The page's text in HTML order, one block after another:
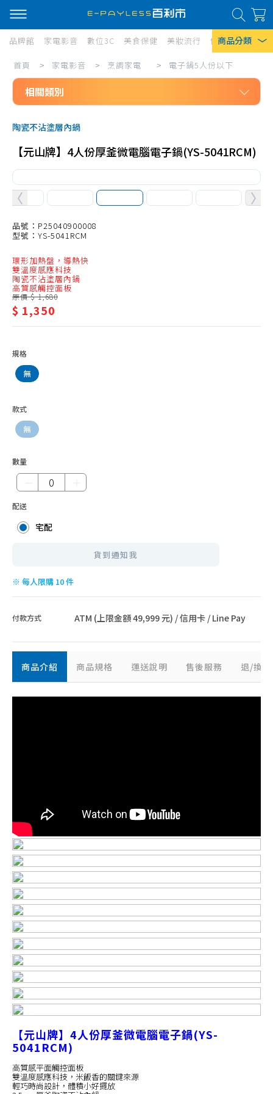
商品分類
熱門搜尋
風扇
Iphone 17
品牌館 家電影音 數位3C 美食保健 美妝流行 傢俱寢具 居
家
電
影
音/
家
電/
電
子
鍋
人
份
以
首頁 > 家電影音 > 烹調家電 > 電子鍋5人份以下
相關類別
電烤箱10L以下
電烤箱41L以上
微波爐20L以下
微波爐21-30L
微波爐31L以上
電鍋6人份以下
電鍋7-10人份
電子鍋5人份以下
電子鍋6人份
電子鍋7-10人份
電子鍋11人份以上
陶瓷不沾塗層內鍋
【元山牌】4人份厚釜微電腦電子鍋(YS-5041RCM)
品號：P25040900008
型號：YS-5041RCM
環形加熱盤，導熱快
雙溫度感應科技
陶瓷不沾塗層內鍋
高質感觸控面板
原價 $ 1,680
$ 1,350
規格
無
款式
無
數量
配送
宅配
貨到通知我
※ 每人限購 10 件
付款方式 ATM (上限金額 49,999 元) / 信用卡 / Line Pay
商品介紹 商品規格 運送說明 售後服務 退/換
【元山牌】4人份厚釜微電腦電子鍋(YS-
5041RCM)
高質感平面觸控面板
雙溫度感應科技，米飯香的關鍵來源
輕巧時尚設計，體積小好擺放